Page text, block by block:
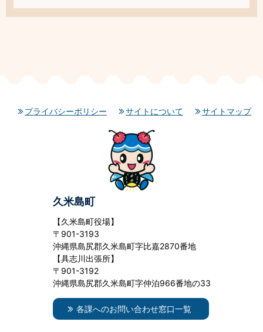
プライバシーポリシー サイトについて サイトマップ
久米島町
【久米島町役場】
〒901-3193
沖縄県島尻郡久米島町字比嘉2870番地
【具志川出張所】
〒901-3192
沖縄県島尻郡久米島町字仲泊966番地の33
各課へのお問い合わせ窓口一覧